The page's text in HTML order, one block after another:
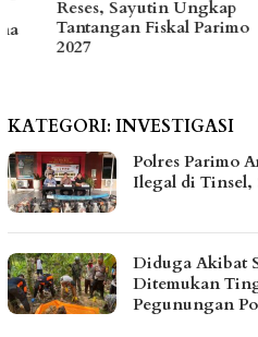
Reses, Sayutin Ungkap
Tantangan Fiskal Parimo
KATEGORI: INVESTIGASI
Polres Parimo
Ilegal di
Diduga Akibat
Ditemukan
Pegunungan